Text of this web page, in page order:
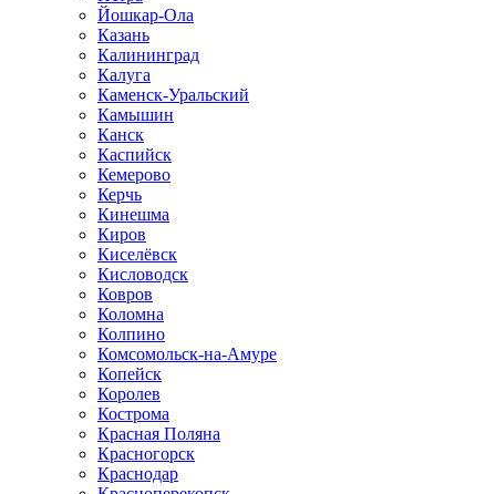
Йошкар-Ола
Казань
Калининград
Калуга
Каменск-Уральский
Камышин
Канск
Каспийск
Кемерово
Керчь
Кинешма
Киров
Киселёвск
Кисловодск
Ковров
Коломна
Колпино
Комсомольск-на-Амуре
Копейск
Королев
Кострома
Красная Поляна
Красногорск
Краснодар